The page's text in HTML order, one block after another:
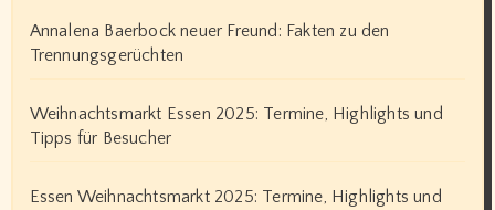
Annalena Baerbock neuer Freund: Fakten zu den
Trennungsgerüchten
Weihnachtsmarkt Essen 2025: Termine, Highlights und
Tipps für Besucher
Essen Weihnachtsmarkt 2025: Termine, Highlights und